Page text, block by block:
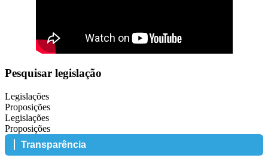
Pesquisar legislação
Legislações
Proposições
Legislações
Proposições
Transparência